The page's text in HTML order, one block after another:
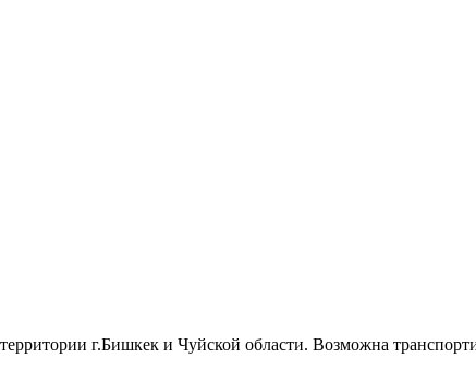
г.Бишкек и Чуйской области. Возможна